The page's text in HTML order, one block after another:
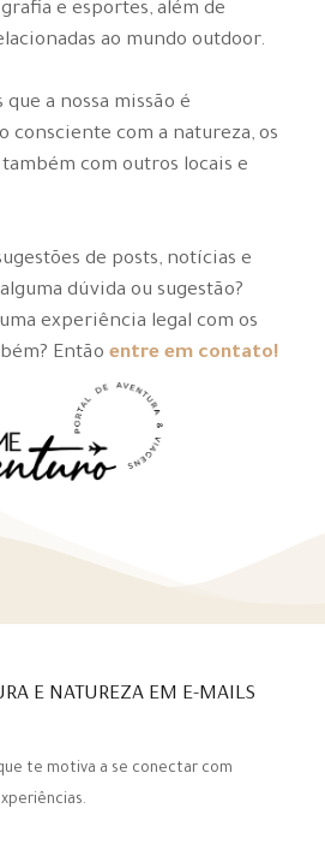
e esportes, além de
ao mundo outdoor.
a nossa missão é
consciente com a natureza, os
com outros locais e
de posts, notícias e
dúvida ou sugestão?
experiência legal com os
Então entre em contato!
E NATUREZA EM E-MAILS
te motiva a se conectar com